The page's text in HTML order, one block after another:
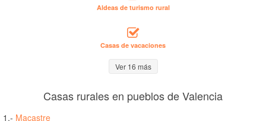
Aldeas de turismo rural
Casas de vacaciones
Ver 16 más
Casas rurales en pueblos de Valencia
1.- Macastre